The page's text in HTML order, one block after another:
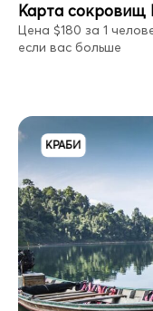
Карта сокровищ
Цена $180 за 1
если вас больше
КРАБИ